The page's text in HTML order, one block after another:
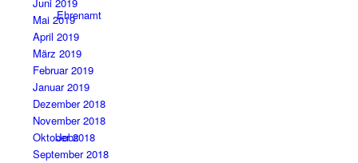
Ehrenamt
Jobs
Mai 2019
April 2019
März 2019
Februar 2019
Januar 2019
Dezember 2018
November 2018
Oktober 2018
September 2018